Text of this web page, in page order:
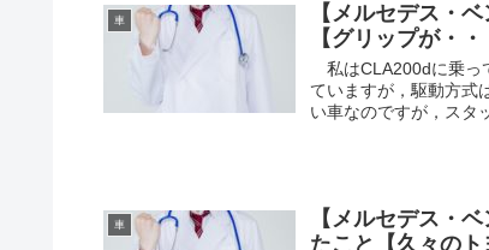
車
【メルセデス・
【グリップが・・
私はCLA200dに乗っ
ていますが，駆動方
い車なのですが，スタ
車
【メルセデス・
たこと【久々のト